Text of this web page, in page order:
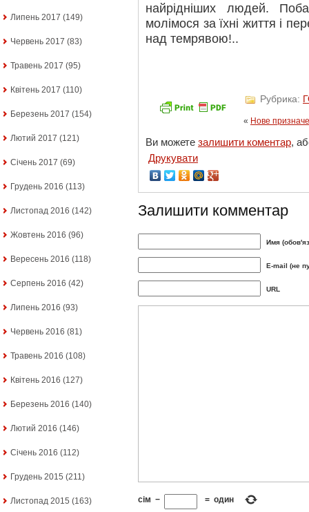
Липень 2017 (149)
Червень 2017 (83)
Травень 2017 (95)
Квітень 2017 (110)
Березень 2017 (154)
Лютий 2017 (121)
Січень 2017 (69)
Грудень 2016 (113)
Листопад 2016 (142)
Жовтень 2016 (96)
Вересень 2016 (118)
Серпень 2016 (42)
Липень 2016 (93)
Червень 2016 (81)
Травень 2016 (108)
Квітень 2016 (127)
Березень 2016 (140)
Лютий 2016 (146)
Січень 2016 (112)
Грудень 2015 (211)
Листопад 2015 (163)
найрідніших людей.
молімося за їхні життя і
над темрявою!..
Рубрика:
« Нове
Ви можете залишити коментар,
Друкувати
Залишити комментар
Имя
E-mail (не
URL
сім − = один